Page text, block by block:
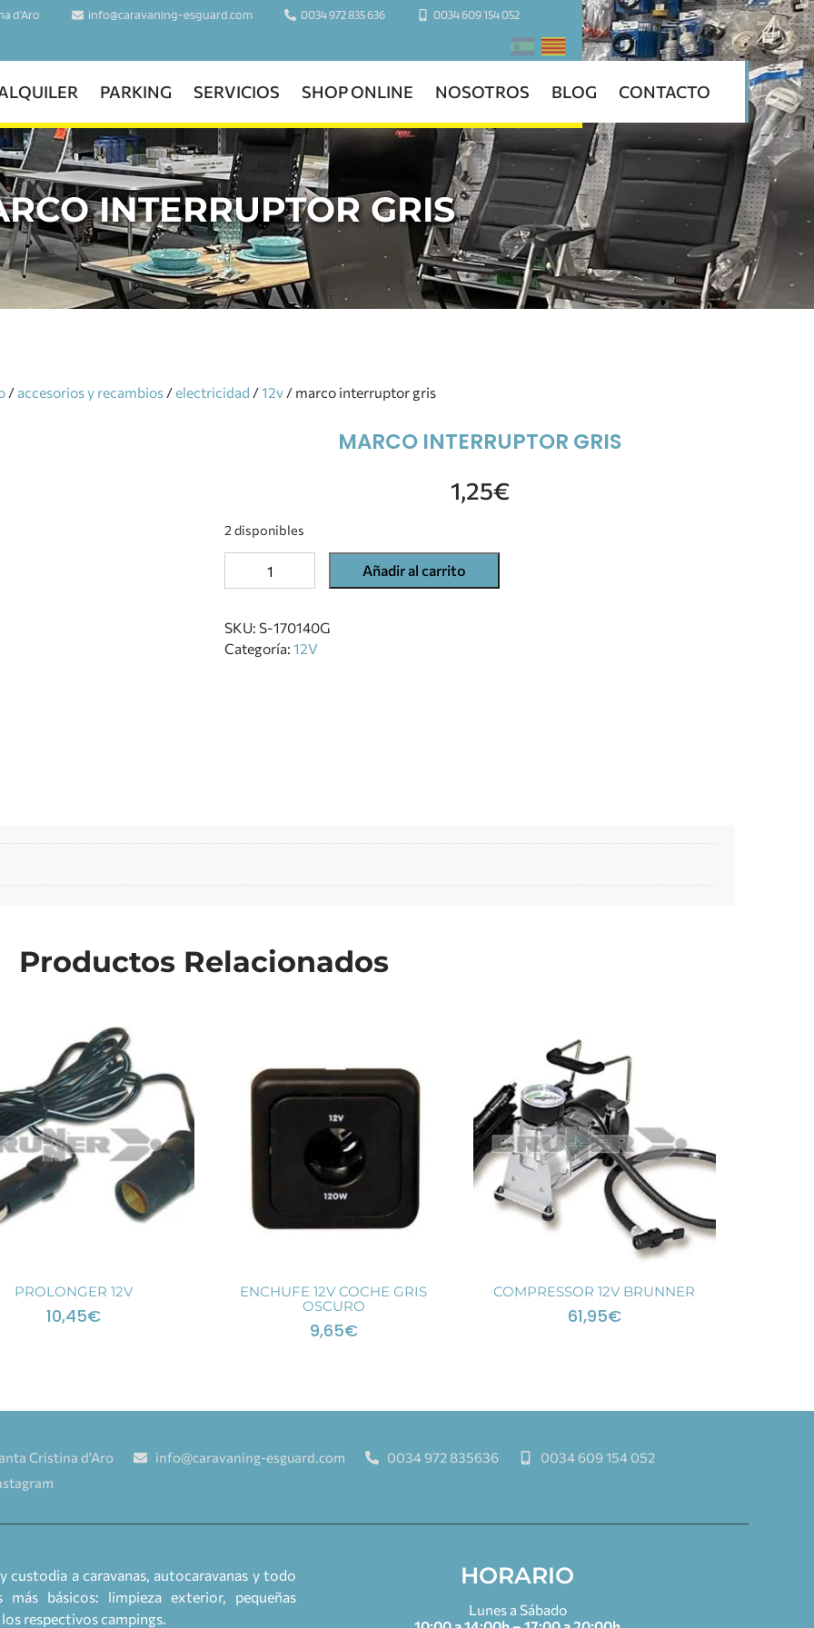
d'Aro info@caravaning-esguard.com 0034 972 835 636 0034 609 154 052
PARKING SERVICIOS SHOP ONLINE NOSOTROS BLOG CONTACTO
INTERRUPTOR GRIS
/ accesorios y recambios /electricidad /12v / marco interruptor gris
MARCO INTERRUPTOR GRIS
1,25€
2 disponibles
Añadir al carrito
SKU: S-170140G
Categoría:12V
Productos Relacionados
PROLONGER 12V
10,45€
ENCHUFE 12V COCHE GRIS
OSCURO
9,65€
COMPRESSOR 12V BRUNNER
61,95€
Cristina d'Aro info@caravaning-esguard.com 0034 972 835636
0034 609 154 052
custodia a caravanas, autocaravanas y todo
básicos: limpieza exterior, pequeñas
respectivos campings.
HORARIO
Lunes a Sábado